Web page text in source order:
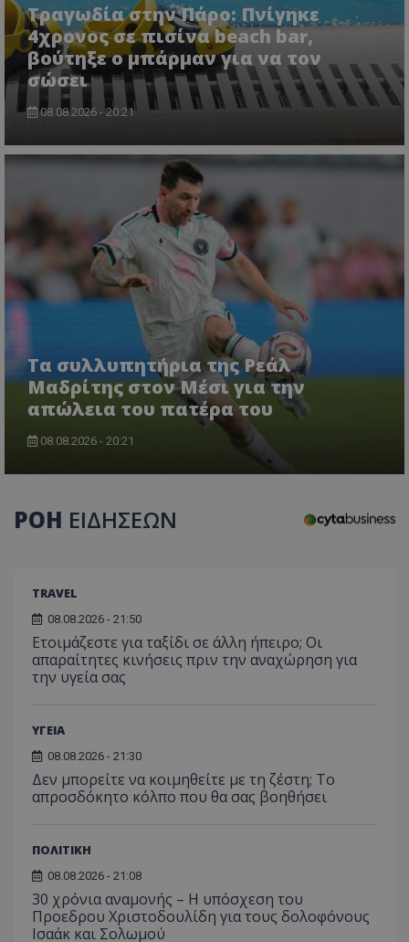
Τραγωδία στην Πάρο: Πνίγηκε
4χρονος σε πισίνα beach bar,
βούτηξε ο μπάρμαν για να τον
σώσει
08.08.2026 - 20:21
Τα συλλυπητήρια της Ρεάλ
Μαδρίτης στον Μέσι για την
απώλεια του πατέρα του
08.08.2026 - 20:21
ΡΟΗ ΕΙΔΗΣΕΩΝ
TRAVEL
08.08.2026 - 21:50
Ετοιμάζεστε για ταξίδι σε άλλη ήπειρο; Οι
απαραίτητες κινήσεις πριν την αναχώρηση για
την υγεία σας
ΥΓΕΙΑ
08.08.2026 - 21:30
Δεν μπορείτε να κοιμηθείτε με τη ζέστη; Το
απροσδόκητο κόλπο που θα σας βοηθήσει
ΠΟΛΙΤΙΚΗ
08.08.2026 - 21:08
30 χρόνια αναμονής – Η υπόσχεση του
Προεδρου Χριστοδουλίδη για τους δολοφόνους
Ισαάκ και Σολωμού